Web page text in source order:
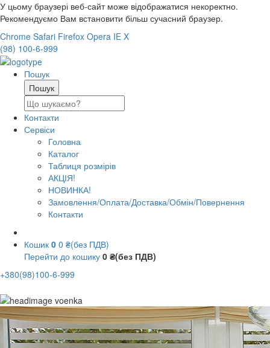
У цьому браузері веб-сайт може відображатися некоректно.
Рекомендуємо Вам встановити більш сучасний браузер.
Chrome Safari Firefox Opera IE X
(98) 100-6-999
Пошук
Контакти
Сервіси
Головна
Каталог
Таблиця розмірів
АКЦІЯ!
НОВИНКА!
Замовлення/Оплата/Доставка/Обмін/Повернення
Контакти
Кошик 0 0 ₴(без ПДВ)
Перейти до кошику 0 ₴(без ПДВ)
+380(98)100-6-999